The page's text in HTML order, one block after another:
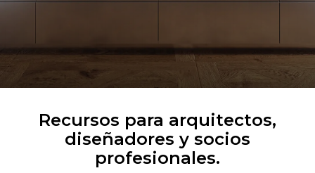
Recursos para arquitectos,
diseñadores y socios
profesionales.